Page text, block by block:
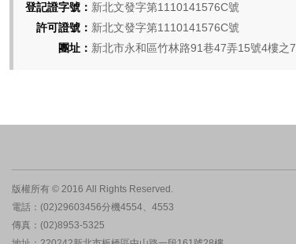
登記證字號： 新北文發字第1110141576C號
許可證號： 新北文發字第1110141576C號
團址： 新北市永和區竹林路91巷47弄15號4樓之7
版權所有 © 2016 All Rights Reserved.
電話：(02)29603456分機4554、4553
傳真：(02)8953-5325